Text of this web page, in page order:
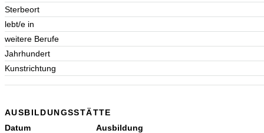
Sterbeort
lebt/e in
weitere Berufe
Jahrhundert
Kunstrichtung
AUSBILDUNGSSTÄTTE
Datum
Ausbildung